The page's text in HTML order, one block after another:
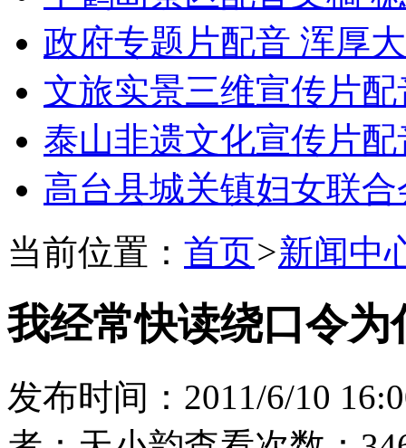
政府专题片配音 浑厚
文旅实景三维宣传片
泰山非遗文化宣传片
高台县城关镇妇女联
当前位置： 首页>新闻中
我经常快读绕口令
发布时间：2011/6/10